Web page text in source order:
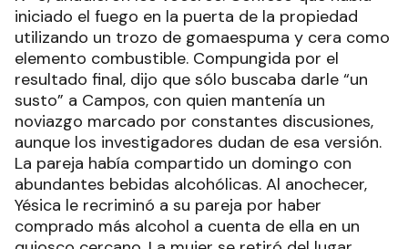
iniciado el fuego en la puerta de la propiedad
utilizando un trozo de gomaespuma y cera como
elemento combustible. Compungida por el
resultado final, dijo que sólo buscaba darle “un
susto” a Campos, con quien mantenía un
noviazgo marcado por constantes discusiones,
aunque los investigadores dudan de esa versión.
La pareja había compartido un domingo con
abundantes bebidas alcohólicas. Al anochecer,
Yésica le recriminó a su pareja por haber
comprado más alcohol a cuenta de ella en un